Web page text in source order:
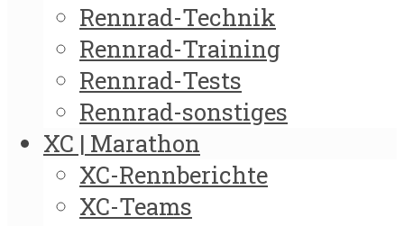
Rennrad-Technik
Rennrad-Training
Rennrad-Tests
Rennrad-sonstiges
XC | Marathon
XC-Rennberichte
XC-Teams